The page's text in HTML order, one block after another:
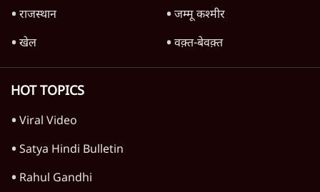
राजस्थान
जम्मू कश्मीर
खेल
वक़्त-बेवक़्त
HOT TOPICS
Viral Video
Satya Hindi Bulletin
Rahul Gandhi